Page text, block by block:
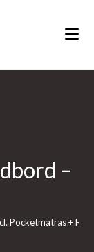
–
Pocketmatras +